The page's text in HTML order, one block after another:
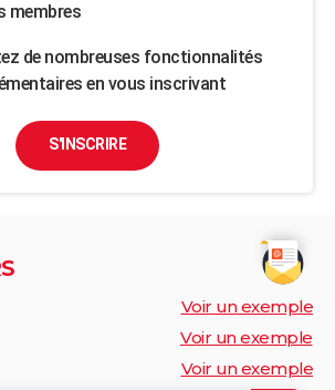
membres
de nombreuses fonctionnalités
en vous inscrivant
S'INSCRIRE
Voir un exemple
Voir un exemple
Voir un exemple